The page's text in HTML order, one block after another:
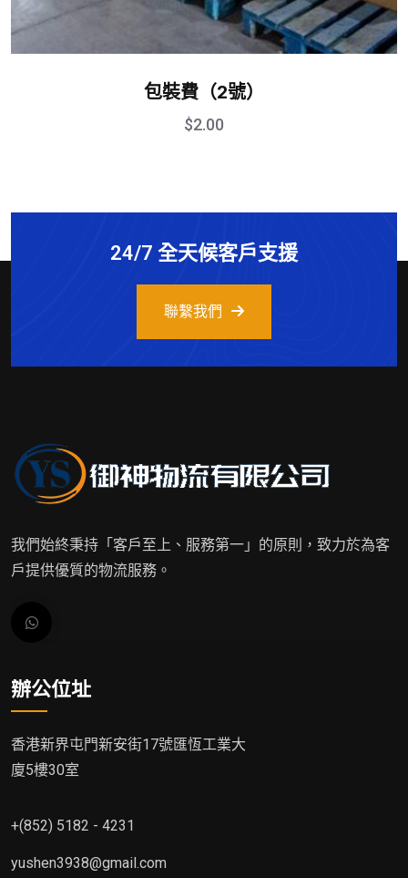
包裝費（2號）
$2.00
24/7 全天候客戶支援
聯繫我們
我們始終秉持「客戶至上、服務第一」的原則，致力於為客
戶提供優質的物流服務。
辦公位址
香港新界屯門新安街17號匯恆工業大
廈5樓30室
+(852) 5182 - 4231
yushen3938@gmail.com